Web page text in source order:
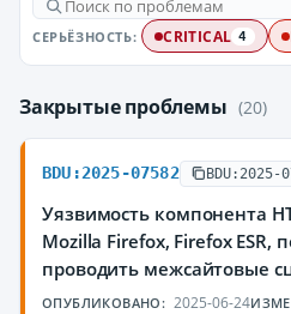
СЕРЬЁЗНОСТЬ: CRITICAL 4
Закрытые проблемы (20)
BDU:2025-07582 BDU:2025-
Уязвимость компонента
Mozilla Firefox, Firefox
проводить межсайтовые
ОПУБЛИКОВАНО: 2025-06-24